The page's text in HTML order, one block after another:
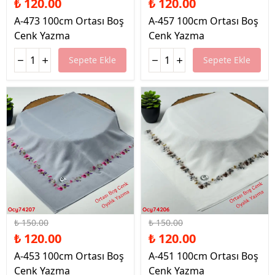
₺ 120.00
A-473 100cm Ortası Boş
Cenk Yazma
Sepete Ekle
₺ 120.00
A-457 100cm Ortası Boş
Cenk Yazma
Sepete Ekle
%20 İndirim
₺ 150.00
₺ 120.00
A-453 100cm Ortası Boş
Cenk Yazma
%20 İndirim
₺ 150.00
₺ 120.00
A-451 100cm Ortası Boş
Cenk Yazma